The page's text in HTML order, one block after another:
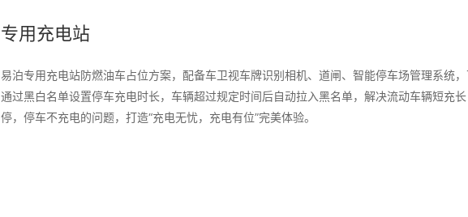
专用充电站
易泊专用充电站防燃油车占位方案，配备车卫视车牌识别相机、道闸、智能停车场管理系统
通过黑白名单设置停车充电时长，车辆超过规定时间后自动拉入黑名单，解决流动车辆短充长
停，停车不充电的问题，打造“充电无忧，充电有位”完美体验。